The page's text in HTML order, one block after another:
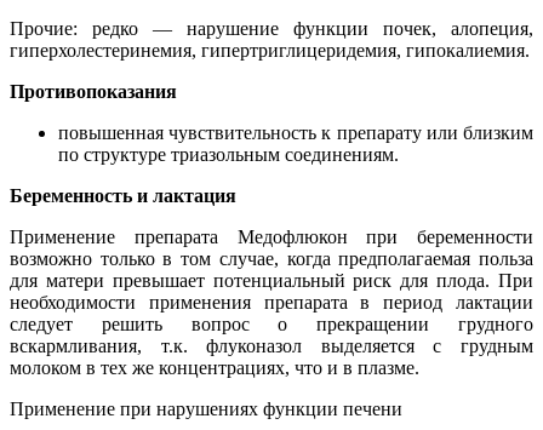
Прочие: редко — нарушение функции почек, алопеция,
гиперхолестеринемия, гипертриглицеридемия, гипокалиемия.
Противопоказания
повышенная чувствительность к препарату или близким
по структуре триазольным соединениям.
Беременность и лактация
Применение препарата Медофлюкон при беременности
возможно только в том случае, когда предполагаемая польза
для матери превышает потенциальный риск для плода. При
необходимости применения препарата в период лактации
следует решить вопрос о прекращении грудного
вскармливания, т.к. флуконазол выделяется с грудным
молоком в тех же концентрациях, что и в плазме.
Применение при нарушениях функции печени